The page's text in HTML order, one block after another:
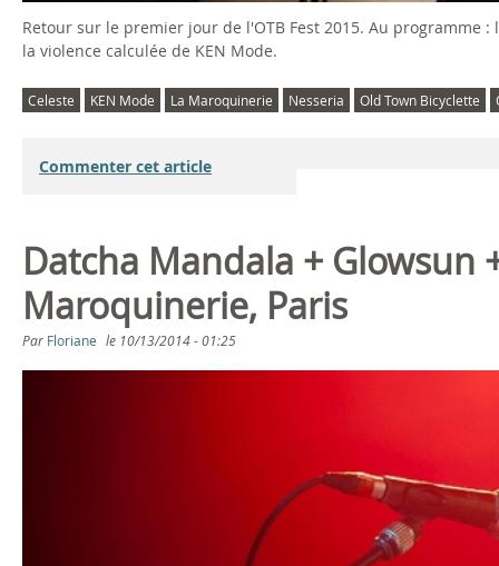
Retour sur le premier jour de l'OTB Fest 2015. Au programme :
la violence calculée de KEN Mode.
Celeste KEN Mode La Maroquinerie Nesseria Old Town Bicyclette
Commenter cet article
Datcha Mandala + Glowsun
Maroquinerie, Paris
Par Floriane le 10/13/2014 - 01:25